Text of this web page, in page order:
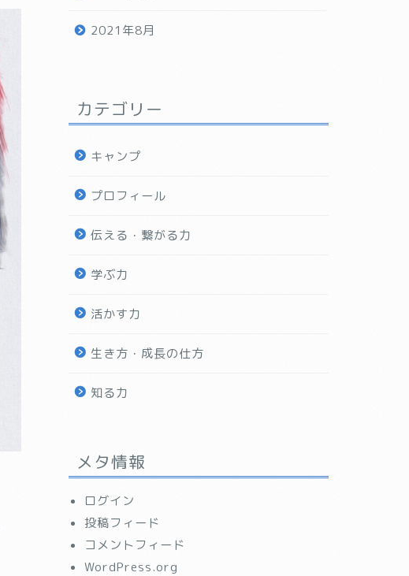
2021年8月
カテゴリー
キャンプ
プロフィール
伝える・繋がる力
学ぶ力
活かす力
生き方・成長の仕方
知る力
メタ情報
ログイン
投稿フィード
コメントフィード
WordPress.org